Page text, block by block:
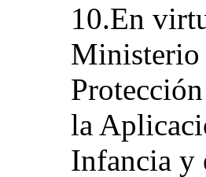
10.En
Ministerio
la
Infancia y